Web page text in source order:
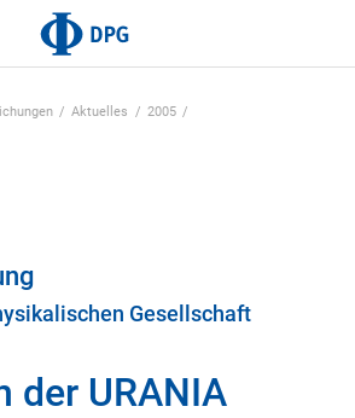
Aktuelles
2005
Gesellschaft
der URANIA